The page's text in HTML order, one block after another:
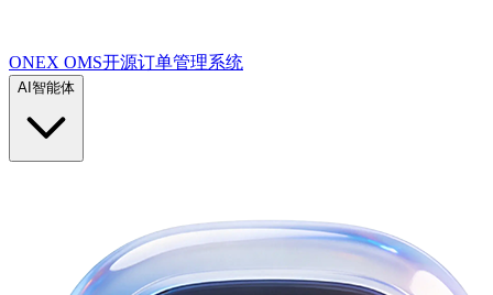
ONEX OMS开源订单管理系统
AI智能体